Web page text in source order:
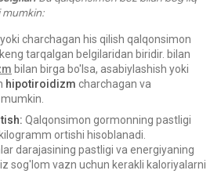
mumkin:
charchagan his qilish qalqonsimon
tarqalgan belgilaridan biridir. bilan
bilan birga bo'lsa, asabiylashish yoki
hipotiroidizm charchagan va
Qalqonsimon gormonning pastligi
ortishi hisoblanadi.
darajasining pastligi va energiyaning
sog'lom vazn uchun kerakli kaloriyalarni